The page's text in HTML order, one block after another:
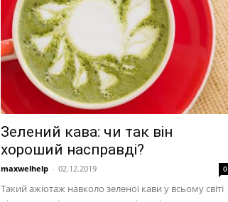
Зелений кава: чи так він
хороший насправді?
maxwelhelp - 02.12.2019 0
Такий ажіотаж навколо зеленої кави у всьому світі